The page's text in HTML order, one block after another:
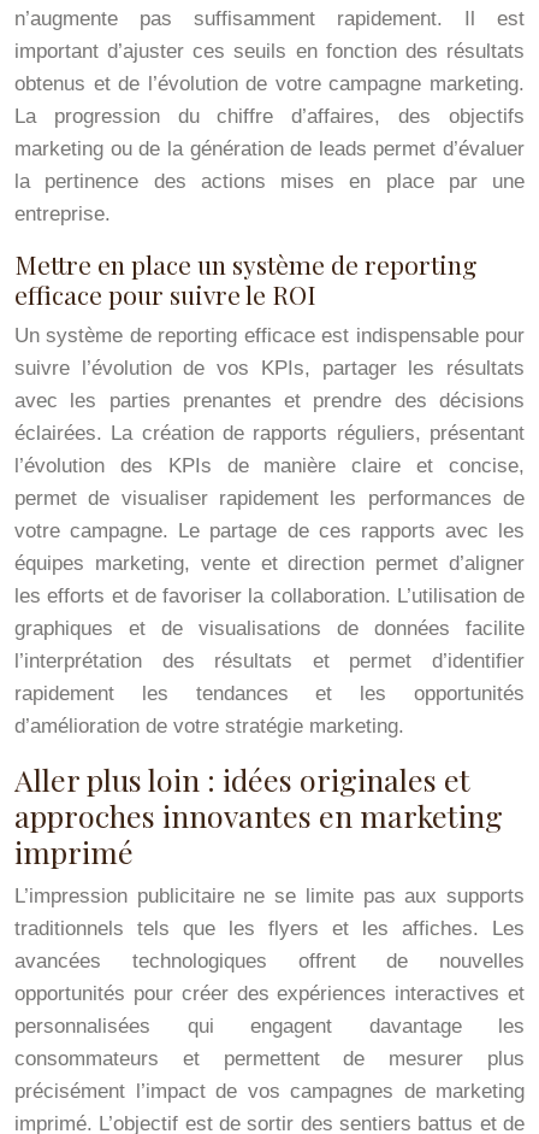
n’augmente pas suffisamment rapidement. Il est
important d’ajuster ces seuils en fonction des résultats
obtenus et de l’évolution de votre campagne marketing.
La progression du chiffre d’affaires, des objectifs
marketing ou de la génération de leads permet d’évaluer
la pertinence des actions mises en place par une
entreprise.
Mettre en place un système de reporting
efficace pour suivre le ROI
Un système de reporting efficace est indispensable pour
suivre l’évolution de vos KPIs, partager les résultats
avec les parties prenantes et prendre des décisions
éclairées. La création de rapports réguliers, présentant
l’évolution des KPIs de manière claire et concise,
permet de visualiser rapidement les performances de
votre campagne. Le partage de ces rapports avec les
équipes marketing, vente et direction permet d’aligner
les efforts et de favoriser la collaboration. L’utilisation de
graphiques et de visualisations de données facilite
l’interprétation des résultats et permet d’identifier
rapidement les tendances et les opportunités
d’amélioration de votre stratégie marketing.
Aller plus loin : idées originales et
approches innovantes en marketing
imprimé
L’impression publicitaire ne se limite pas aux supports
traditionnels tels que les flyers et les affiches. Les
avancées technologiques offrent de nouvelles
opportunités pour créer des expériences interactives et
personnalisées qui engagent davantage les
consommateurs et permettent de mesurer plus
précisément l’impact de vos campagnes de marketing
imprimé. L’objectif est de sortir des sentiers battus et de